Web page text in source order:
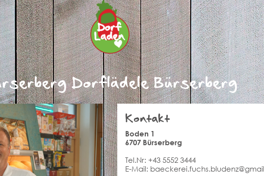
Dorflädele Bürserberg
Kontakt
Boden 1
6707 Bürserberg
Tel.Nr: +43 5552 3444
E-Mail: